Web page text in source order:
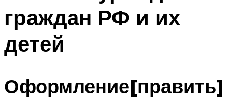
граждан РФ и их
детей
Оформление[править]